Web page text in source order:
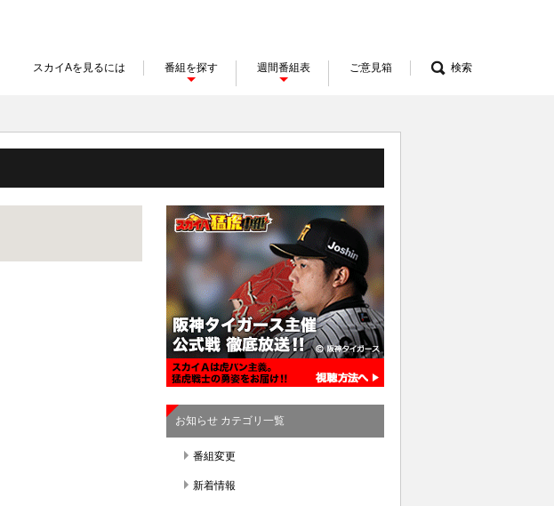
スカイAを見るには 番組を探す 週間番組表 ご意見箱 検索
お知らせ カテゴリ一覧
番組変更
新着情報